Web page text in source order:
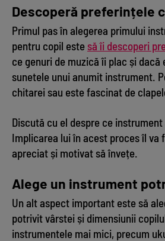
Descoperă preferințele
Primul pas în alegerea primului
pentru copil este să îi descoperi
ce genuri de muzică îi plac și dacă
sunetele unui anumit instrument.
chitarei sau este fascinat de
Discută cu el despre ce
Implicarea lui în acest proces îl va
apreciat și motivat să învețe.
Alege un instrument
Un alt aspect important este să
potrivit vârstei și dimensiunii
instrumentele mai mici, precum